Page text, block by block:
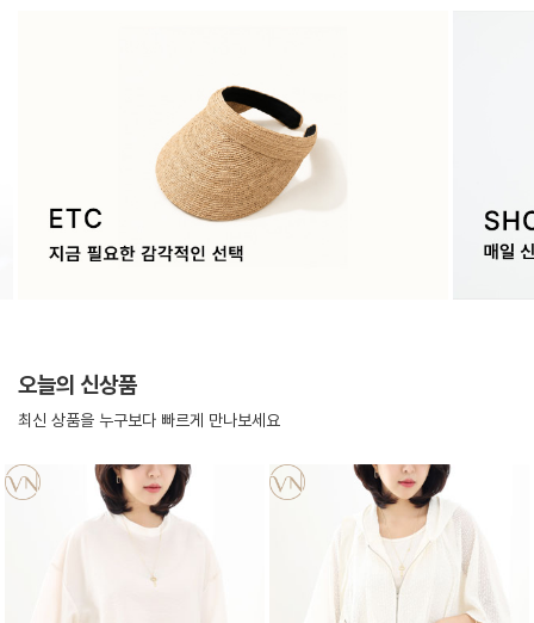
오늘의 신상품
최신 상품을 누구보다 빠르게 만나보세요